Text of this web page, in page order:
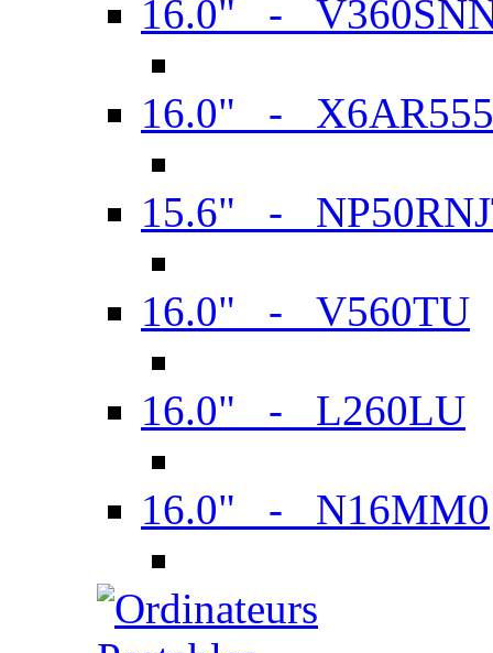
16.0" -
16.0" -
15.6" -
16.0" - V560TU
16.0" - L260LU
16.0" - N16MM0